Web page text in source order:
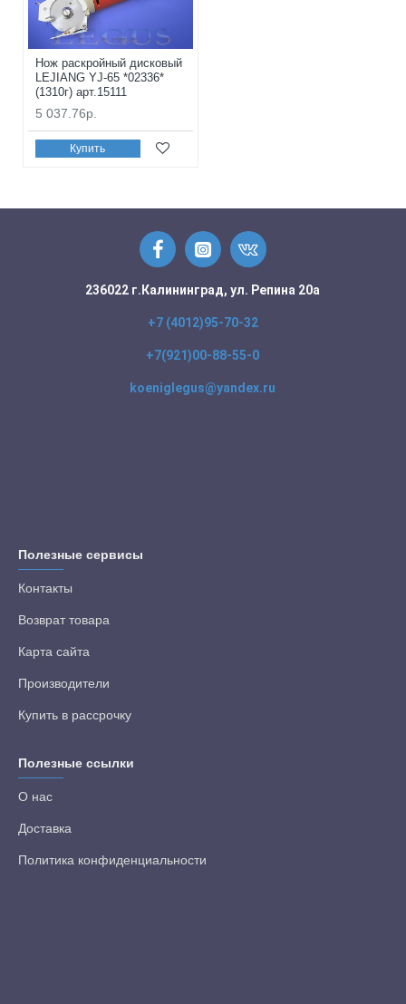
Нож раскройный дисковый
LEJIANG YJ-65 *02336*
(1310г) арт.15111
5 037.76р.
Купить
236022 г.Калининград, ул. Репина 20а
+7 (4012)95-70-32
+7(921)00-88-55-0
koeniglegus@yandex.ru
Полезные сервисы
Контакты
Возврат товара
Карта сайта
Производители
Купить в рассрочку
Полезные ссылки
О нас
Доставка
Политика конфиденциальности